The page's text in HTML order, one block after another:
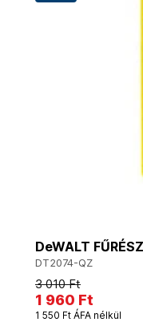
DeWALT
DT2074-QZ
3 010 Ft
1 960 Ft
1 550 Ft ÁFA nélkül